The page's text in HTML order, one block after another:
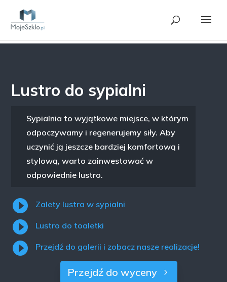
Lustro do sypialni
Sypialnia to wyjątkowe miejsce, w którym
odpoczywamy i regenerujemy siły. Aby
uczynić ją jeszcze bardziej komfortową i
stylową, warto zainwestować w
odpowiednie lustro.
 Zalety lustra w sypialni
 Lustro do toaletki
 Przejdź do galerii i zobacz nasze realizacje!
Przejdź do wyceny